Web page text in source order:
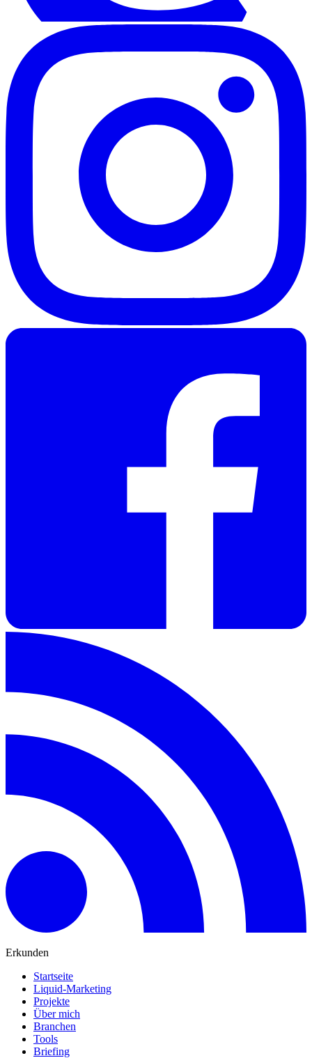
Erkunden
Startseite
Liquid-Marketing
Projekte
Über mich
Branchen
Tools
Briefing